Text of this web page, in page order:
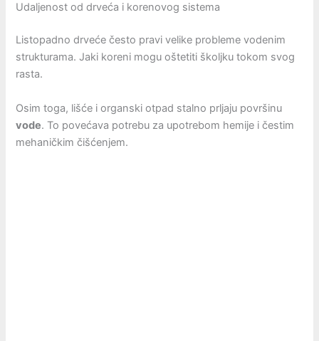
Udaljenost od drveća i korenovog sistema
Listopadno drveće često pravi velike probleme vodenim
strukturama. Jaki koreni mogu oštetiti školjku tokom svog
rasta.
Osim toga, lišće i organski otpad stalno prljaju površinu
vode. To povećava potrebu za upotrebom hemije i čestim
mehaničkim čišćenjem.